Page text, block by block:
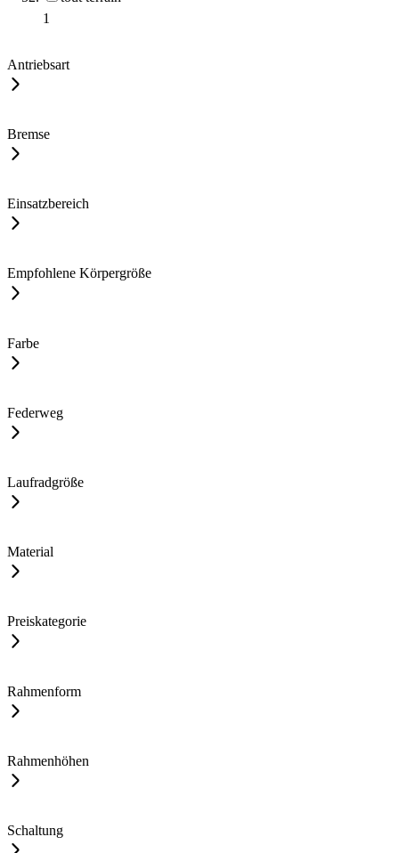
1
Antriebsart
Bremse
Einsatzbereich
Empfohlene Körpergröße
Farbe
Federweg
Laufradgröße
Material
Preiskategorie
Rahmenform
Rahmenhöhen
Schaltung